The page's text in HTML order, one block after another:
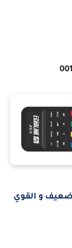
و القوي